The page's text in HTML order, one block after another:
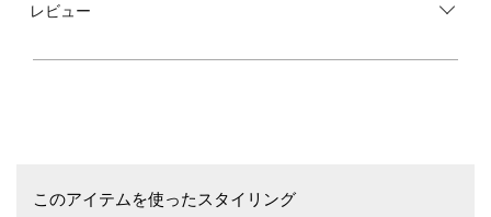
天然繊維ならではの柔らかさと、合繊ならではの軽さと耐久性をバランス
--------------------------------------------
レビュー
このアイテムを使ったスタイリング